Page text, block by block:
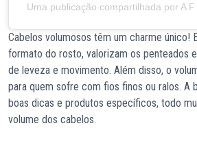
Uma publicação compartilhada por A F
Cabelos volumosos têm um charme único!
formato do rosto, valorizam os penteados
de leveza e movimento. Além disso, o
para quem sofre com fios finos ou ralos. A
boas dicas e produtos específicos, todo
volume dos cabelos.